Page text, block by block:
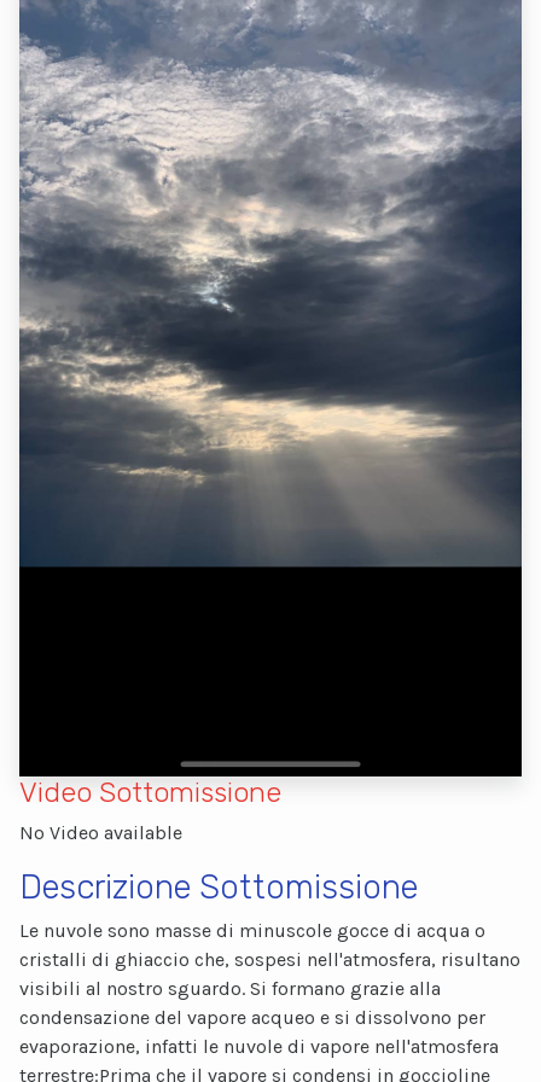
Video Sottomissione
No Video available
Descrizione Sottomissione
Le nuvole sono masse di minuscole gocce di acqua o
cristalli di ghiaccio che, sospesi nell'atmosfera, risultano
visibili al nostro sguardo. Si formano grazie alla
condensazione del vapore acqueo e si dissolvono per
evaporazione, infatti le nuvole di vapore nell'atmosfera
terrestre:Prima che il vapore si condensi in goccioline